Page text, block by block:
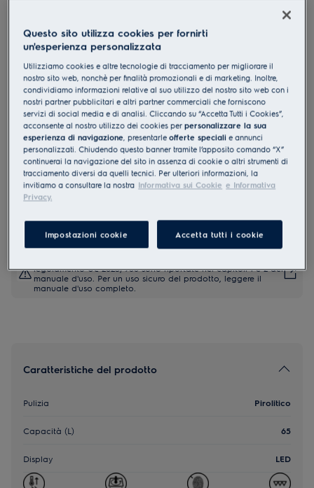
KOHFP46BX
Forno Multifunzione Serie 300 con
pulizia pirolitica
4.6 (763)
Documentazione tecnica
Vantaggi
Il forno a convezione 300 si riscalda rapidamente per una cottura
uniforme.
La ventola fa circolare il calore nel forno in maniera uniforme e
costante.
La funzione di riscaldamento rapido automatico ti permette di
preriscaldare il forno più rapidamente rispetto ai forni tradizionali.
regolamento UE 2023/988 sono riportate nei capitoli 1 e 2 del
manuale d'uso. Per un uso sicuro del prodotto, leggere il
manuale d'uso completo.
Caratteristiche del prodotto
Pulizia Pirolitico
Capacità (L) 65
Display LED
Questo sito utilizza cookies per fornirti
un'esperienza personalizzata
Utilizziamo cookies e altre tecnologie di tracciamento per migliorare il
nostro sito web, nonchè per finalità promozionali e di marketing. Inoltre,
condividiamo informazioni relative al suo utilizzo del nostro sito web con i
nostri partner pubblicitari e altri partner commerciali che forniscono
servizi di social media e di analisi. Cliccando su “Accetta Tutti i Cookies”,
acconsente al nostro utilizzo dei cookies perpersonalizzare la sua
esperienza di navigazione, presentarleofferte speciali e annunci
personalizzati. Chiudendo questo banner tramite l’apposito comando “X”
continuerai la navigazione del sito in assenza di cookie o altri strumenti di
tracciamento diversi da quelli tecnici. Per ulteriori informazioni, la
invitiamo a consultare la nostra Informativa sui Cookie e Informativa
Privacy.
Impostazioni cookie Accetta tutti i cookie